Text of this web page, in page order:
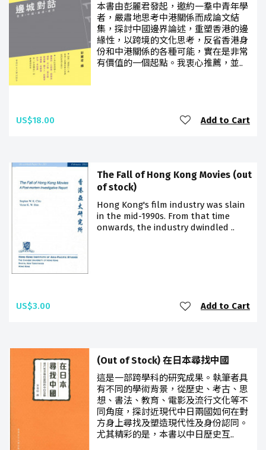
本書由彭麗君發起，邀約一羣中青年學
者，嚴肅地思考中港關係而成論文結
集，探討中國邊界論述，重塑香港的邊
緣性，以跨境的文化思考，反省香港身
份和中港關係的各種可能，實在是非常
有價值的一個起點。我衷心推薦，並..
US$18.00 Add to Cart
The Fall of Hong Kong Movies (out
of stock)
Hong Kong's film industry was slain
in the mid-1990s. From that time
onwards, the industry dwindled ..
US$3.00 Add to Cart
(Out of Stock) 在日本尋找中國
這是一部跨學科的研究成果。執筆者具
有不同的學術背景，從歷史、考古、思
想、書法、教育、電影及流行文化等不
同角度，探討近現代中日兩國如何在對
方身上尋找及塑造現代性及身份認同。
尤其精彩的是，本書以中日歷史互..